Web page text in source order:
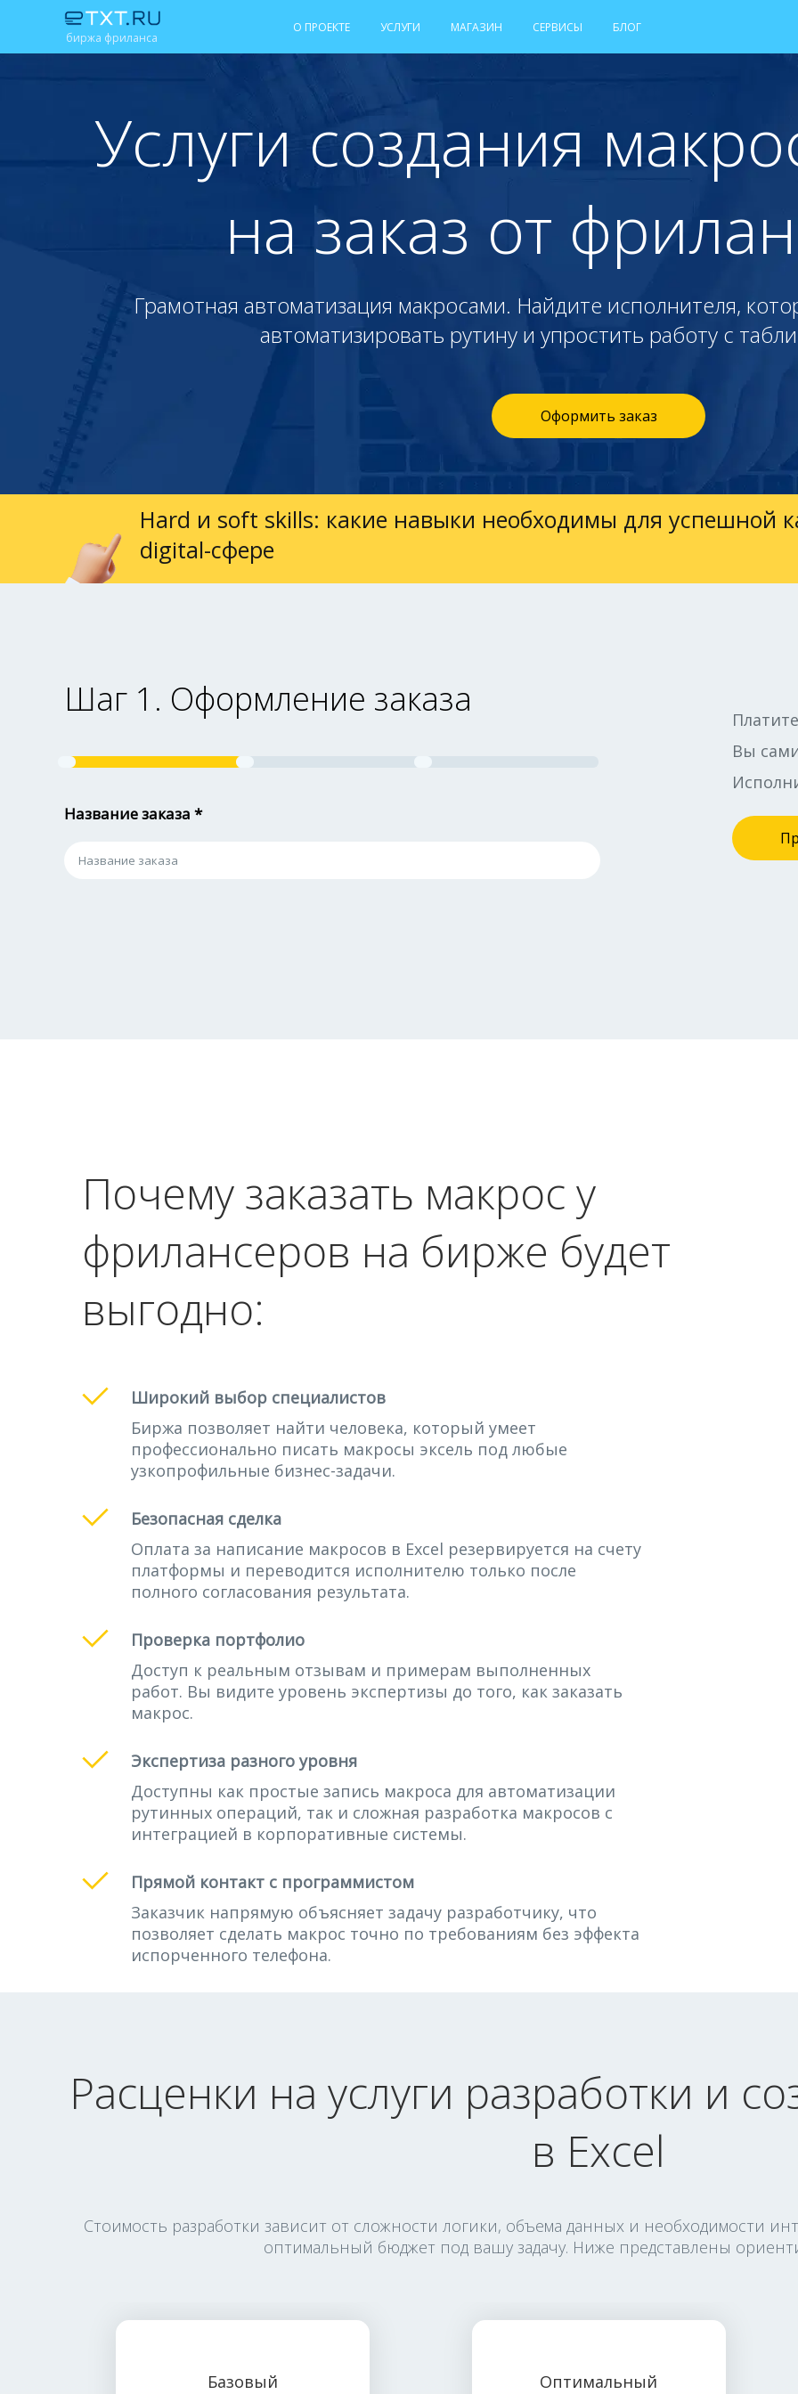
биржа фриланса
О ПРОЕКТЕ УСЛУГИ МАГАЗИН СЕРВИСЫ БЛОГ
Услуги создания
на заказ от
Грамотная автоматизация макросами. Найдите исполнителя,
автоматизировать рутину и упростить работу с
Оформить заказ
Hard и soft skills: какие навыки необходимы для успешной
digital-сфере
Шаг 1. Оформление заказа
Название заказа *
Вы
Почему заказать макрос у
фрилансеров на бирже будет
выгодно:
Широкий выбор специалистов
Биржа позволяет найти человека, который умеет
профессионально писать макросы эксель под любые
узкопрофильные бизнес-задачи.
Безопасная сделка
Оплата за написание макросов в Excel резервируется на счету
платформы и переводится исполнителю только после
полного согласования результата.
Проверка портфолио
Доступ к реальным отзывам и примерам выполненных
работ. Вы видите уровень экспертизы до того, как заказать
макрос.
Экспертиза разного уровня
Доступны как простые запись макроса для автоматизации
рутинных операций, так и сложная разработка макросов с
интеграцией в корпоративные системы.
Прямой контакт с программистом
Заказчик напрямую объясняет задачу разработчику, что
позволяет сделать макрос точно по требованиям без эффекта
испорченного телефона.
Расценки на услуги разработки и
в Excel
Стоимость разработки зависит от сложности логики, объема данных и необходимости
оптимальный бюджет под вашу задачу. Ниже представлены
Базовый Оптимальный